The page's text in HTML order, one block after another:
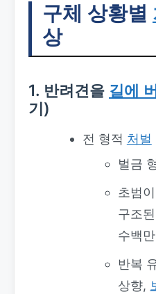
구체 상황별
상
1. 반려견을 길에
기)
전 형적 처벌
벌금
초범
구조
수백
반복
상향,